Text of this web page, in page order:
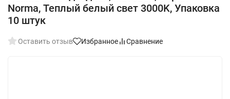
Norma, Теплый белый свет 3000K, Упаковка
10 штук
Оставить отзыв Избранное Сравнение